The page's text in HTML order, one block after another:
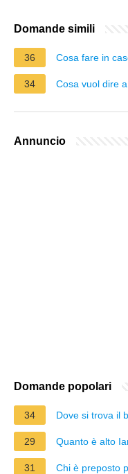
Domande simili
36 Cosa fare in
34 Cosa vuol dire
Annuncio
Domande popolari
34 Dove si trova il
29 Quanto è alto
31 Chi è preposto